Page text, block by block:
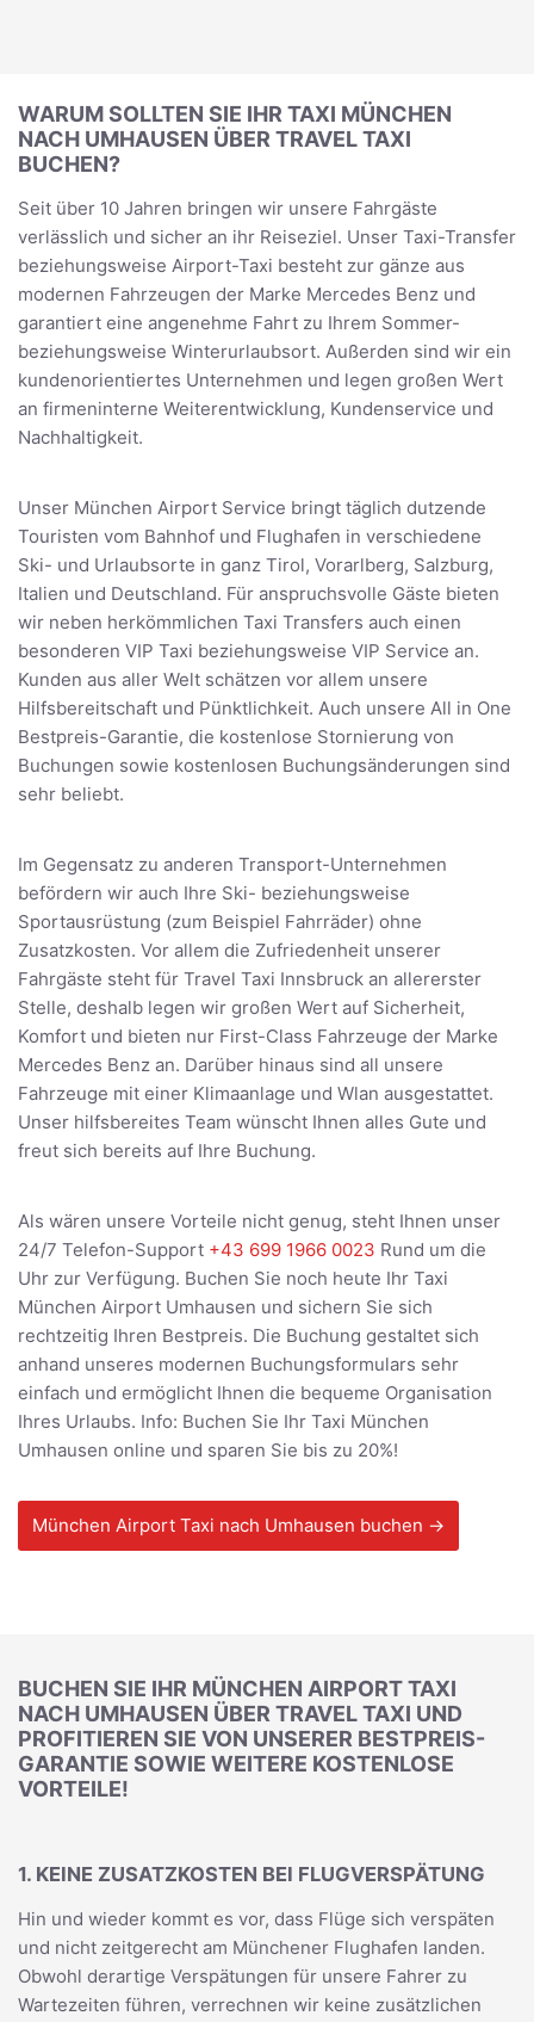
WARUM SOLLTEN SIE IHR TAXI MÜNCHEN
NACH UMHAUSEN ÜBER TRAVEL TAXI
BUCHEN?
Seit über 10 Jahren bringen wir unsere Fahrgäste
verlässlich und sicher an ihr Reiseziel. Unser Taxi-Transfer
beziehungsweise Airport-Taxi besteht zur gänze aus
modernen Fahrzeugen der Marke Mercedes Benz und
garantiert eine angenehme Fahrt zu Ihrem Sommer-
beziehungsweise Winterurlaubsort. Außerden sind wir ein
kundenorientiertes Unternehmen und legen großen Wert
an firmeninterne Weiterentwicklung, Kundenservice und
Nachhaltigkeit.
Unser München Airport Service bringt täglich dutzende
Touristen vom Bahnhof und Flughafen in verschiedene
Ski- und Urlaubsorte in ganz Tirol, Vorarlberg, Salzburg,
Italien und Deutschland. Für anspruchsvolle Gäste bieten
wir neben herkömmlichen Taxi Transfers auch einen
besonderen VIP Taxi beziehungsweise VIP Service an.
Kunden aus aller Welt schätzen vor allem unsere
Hilfsbereitschaft und Pünktlichkeit. Auch unsere All in One
Bestpreis-Garantie, die kostenlose Stornierung von
Buchungen sowie kostenlosen Buchungsänderungen sind
sehr beliebt.
Im Gegensatz zu anderen Transport-Unternehmen
befördern wir auch Ihre Ski- beziehungsweise
Sportausrüstung (zum Beispiel Fahrräder) ohne
Zusatzkosten. Vor allem die Zufriedenheit unserer
Fahrgäste steht für Travel Taxi Innsbruck an allererster
Stelle, deshalb legen wir großen Wert auf Sicherheit,
Komfort und bieten nur First-Class Fahrzeuge der Marke
Mercedes Benz an. Darüber hinaus sind all unsere
Fahrzeuge mit einer Klimaanlage und Wlan ausgestattet.
Unser hilfsbereites Team wünscht Ihnen alles Gute und
freut sich bereits auf Ihre Buchung.
Als wären unsere Vorteile nicht genug, steht Ihnen unser
24/7 Telefon-Support +43 699 1966 0023 Rund um die
Uhr zur Verfügung. Buchen Sie noch heute Ihr Taxi
München Airport Umhausen und sichern Sie sich
rechtzeitig Ihren Bestpreis. Die Buchung gestaltet sich
anhand unseres modernen Buchungsformulars sehr
einfach und ermöglicht Ihnen die bequeme Organisation
Ihres Urlaubs. Info: Buchen Sie Ihr Taxi München
Umhausen online und sparen Sie bis zu 20%!
München Airport Taxi nach Umhausen buchen →
BUCHEN SIE IHR MÜNCHEN AIRPORT TAXI
NACH UMHAUSEN ÜBER TRAVEL TAXI UND
PROFITIEREN SIE VON UNSERER BESTPREIS-
GARANTIE SOWIE WEITERE KOSTENLOSE
VORTEILE!
1. KEINE ZUSATZKOSTEN BEI FLUGVERSPÄTUNG
Hin und wieder kommt es vor, dass Flüge sich verspäten
und nicht zeitgerecht am Münchener Flughafen landen.
Obwohl derartige Verspätungen für unsere Fahrer zu
Wartezeiten führen, verrechnen wir keine zusätzlichen